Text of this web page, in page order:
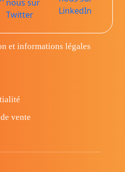
et informations légales
vente